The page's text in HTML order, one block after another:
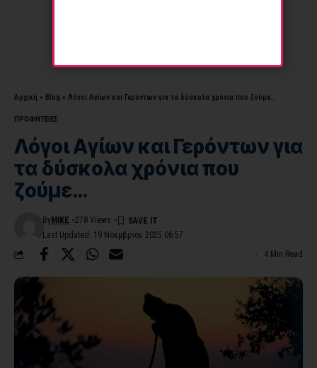
Αρχική » Blog » Λόγοι Αγίων και Γερόντων για τα δύσκολα χρόνια που ζούμε…
ΠΡΟΦΗΤΕΙΕΣ
Λόγοι Αγίων και Γερόντων για
τα δύσκολα χρόνια που
ζούμε…
Last Updated: 19 Νοεμβρίου 2025 06:57
By MIKE 278 Views
4 Min Read